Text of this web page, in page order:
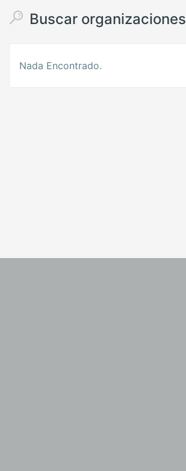
Buscar organizaciones
Nada Encontrado.